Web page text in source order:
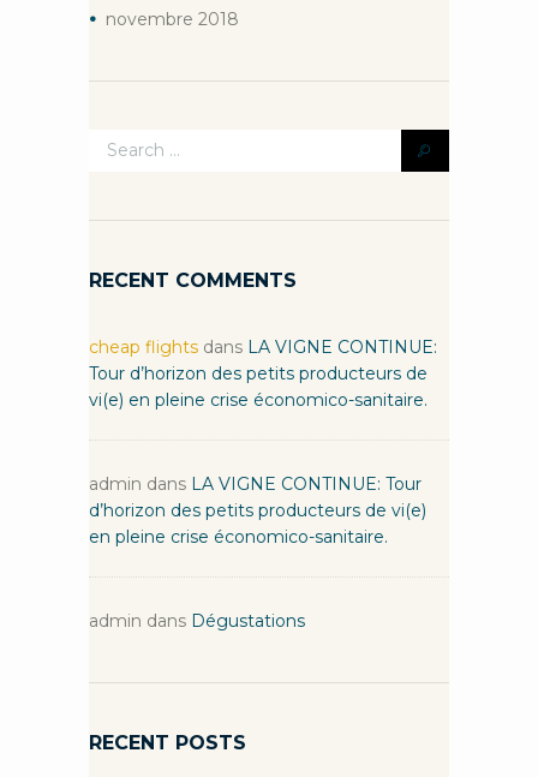
novembre 2018
RECENT COMMENTS
cheap flights dans LA VIGNE CONTINUE:
Tour d’horizon des petits producteurs de
vi(e) en pleine crise économico-sanitaire.
admin dans LA VIGNE CONTINUE: Tour
d’horizon des petits producteurs de vi(e)
en pleine crise économico-sanitaire.
admin dans Dégustations
RECENT POSTS